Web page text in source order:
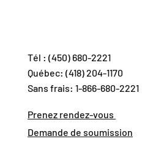
Tél : (450) 680-2221
Québec: (418) 204-1170
Sans frais: 1-866-680-2221
Prenez rendez-vous
Demande de soumission